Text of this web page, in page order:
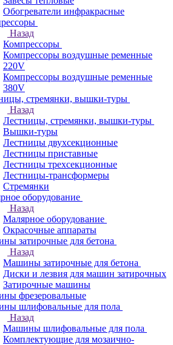
Обогреватели инфракрасные
Назад
Компрессоры
Компрессоры воздушные ременные
220V
Компрессоры воздушные ременные
380V
стремянки, вышки-туры
Назад
Лестницы, стремянки, вышки-туры
Вышки-туры
Лестницы двухсекционные
Лестницы приставные
Лестницы трехсекционные
Лестницы-трансформеры
Стремянки
оборудование
Назад
Малярное оборудование
Окрасочные аппараты
затирочные для бетона
Назад
Машины затирочные для бетона
Диски и лезвия для машин затирочных
Затирочные машины
фрезеровальные
шлифовальные для пола
Назад
Машины шлифовальные для пола
Комплектующие для мозаично-